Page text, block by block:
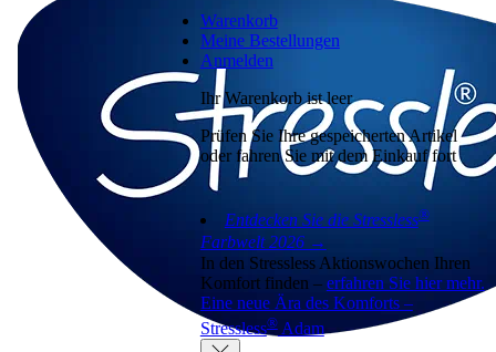
Warenkorb
Meine Bestellungen
Anmelden
Ihr Warenkorb ist leer
Prüfen Sie Ihre gespeicherten Artikel
oder fahren Sie mit dem Einkauf fort
Entdecken Sie die Stressless®
Farbwelt 2026 →
In den Stressless Aktionswochen Ihren
Komfort finden – erfahren Sie hier mehr.
Eine neue Ära des Komforts –
Stressless®Adam